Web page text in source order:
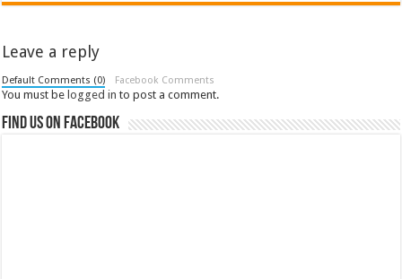
Leave a reply
Default Comments (0) Facebook Comments
You must be logged in to post a comment.
Find us on Facebook